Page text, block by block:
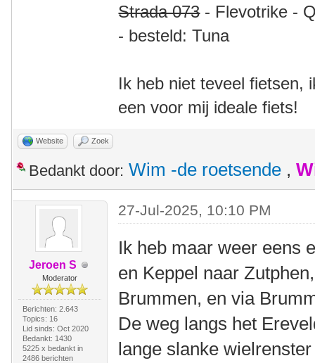
Strada 073- Flevotrike -
- besteld: Tuna
Ik heb niet teveel fietsen,
een voor mij ideale fiets!
Website Zoek
Bedankt door: Wim -de roetsende ,
Jeroen S
Moderator
Berichten: 2.643
Topics: 16
Lid sinds: Oct 2020
Bedankt: 1430
5225 x bedankt in
2486 berichten
27-Jul-2025, 10:10 PM
Ik heb maar weer eens
en Keppel naar
Brummen, en via
De weg langs het
lange slanke